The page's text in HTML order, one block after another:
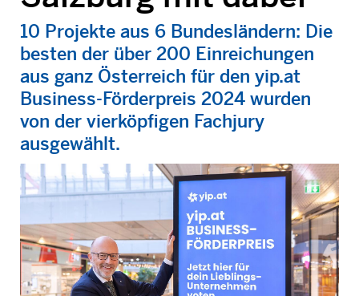
10 Projekte aus 6 Bundesländern: Die
besten der über 200 Einreichungen
aus ganz Österreich für den yip.at
Business-Förderpreis 2024 wurden
von der vierköpfigen Fachjury
ausgewählt.